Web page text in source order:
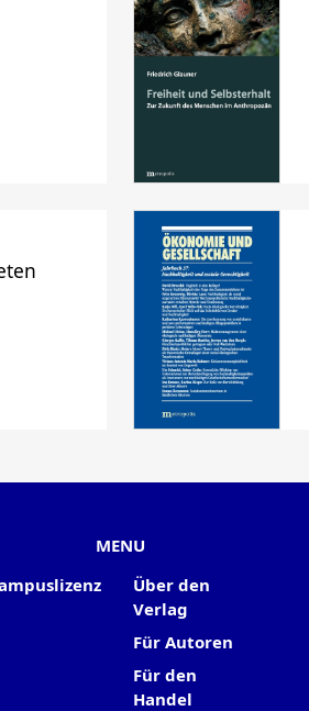
MENU
Über den
Verlag
Für Autoren
Für den
Handel